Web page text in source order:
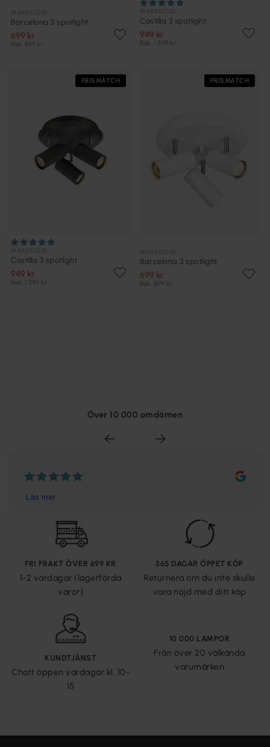
Barcelona 3 spotlight
699 kr
Rek. 899 kr
Costilla 3 spotlight
949 kr
Rek. 1 399 kr
PRISMATCH
Costilla 3 spotlight
949 kr
Rek. 1 399 kr
PRISMATCH
Barcelona 3 spotlight
699 kr
Rek. 899 kr
Över 10 000 omdömen
FRI FRAKT ÖVER 699 KR
1-2 vardagar (lagerförda
varor)
365 DAGAR ÖPPET KÖP
Returnera om du inte skulle
vara nöjd med ditt köp
KUNDTJÄNST
Chatt öppen vardagar kl. 10-
15
10 000 LAMPOR
Från över 20 välkända
varumärken